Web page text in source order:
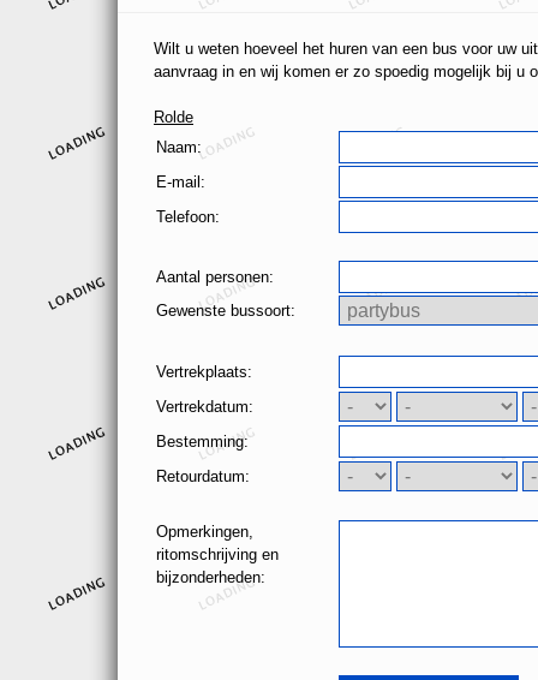
Wilt u weten hoeveel het huren van een bus voor uw
aanvraag in en wij komen er zo spoedig mogelijk bij u
Rolde
Naam:
E-mail:
Telefoon:
Aantal personen:
Gewenste bussoort:
Vertrekplaats:
Vertrekdatum:
Bestemming:
Retourdatum:
Opmerkingen,
ritomschrijving en
bijzonderheden: